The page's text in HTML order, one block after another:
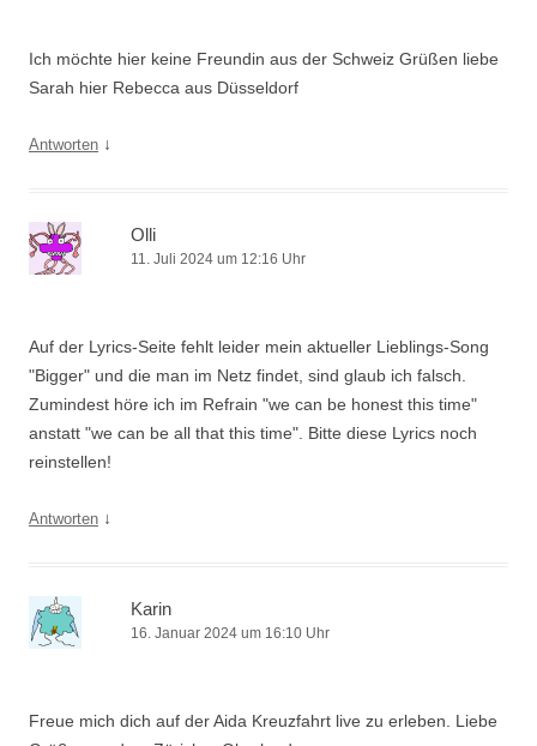
Ich möchte hier keine Freundin aus der Schweiz Grüßen liebe
Sarah hier Rebecca aus Düsseldorf
Antworten ↓
Olli
11. Juli 2024 um 12:16 Uhr
Auf der Lyrics-Seite fehlt leider mein aktueller Lieblings-Song
"Bigger" und die man im Netz findet, sind glaub ich falsch.
Zumindest höre ich im Refrain "we can be honest this time"
anstatt "we can be all that this time". Bitte diese Lyrics noch
reinstellen!
Antworten ↓
Karin
16. Januar 2024 um 16:10 Uhr
Freue mich dich auf der Aida Kreuzfahrt live zu erleben. Liebe